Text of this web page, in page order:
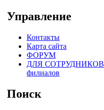
Управление
Контакты
Карта сайта
ФОРУМ
ДЛЯ СОТРУДНИКОВ
филиалов
Поиск